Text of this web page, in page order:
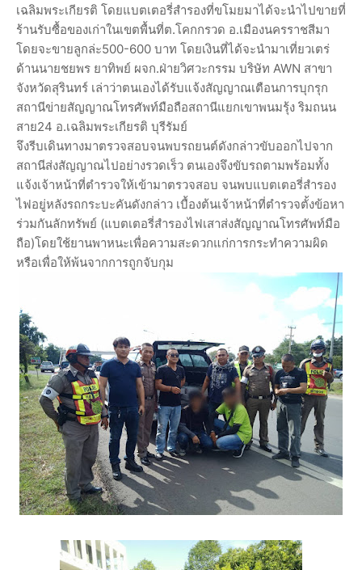
เฉลิมพระเกียรติ โดยแบตเตอรี่สำรองที่ขโมยมาได้จะนำไปขายที่
ร้านรับซื้อของเก่าในเขตพื้นที่ต.โคกกรวด อ.เมืองนครราชสีมา
โดยจะขายลูกล่ะ500-600 บาท โดยเงินที่ได้จะนำมาเที่ยวเตร่
ด้านนายชยพร ยาทิพย์ ผจก.ฝ่ายวิศวะกรรม บริษัท AWN สาขา
จังหวัดสุรินทร์ เล่าว่าตนเองได้รับแจ้งสัญญาณเตือนการบุกรุก
สถานีข่ายสัญญาณโทรศัพท์มือถือสถานีแยกเขาพนมรุ้ง ริมถนน
สาย24 อ.เฉลิมพระเกียรติ บุรีรัมย์
จึงรีบเดินทางมาตรวจสอบจนพบรถยนต์ดังกล่าวขับออกไปจาก
สถานีส่งสัญญาณไปอย่างรวดเร็ว ตนเองจึงขับรถตามพร้อมทั้ง
แจ้งเจ้าหน้าที่ตำรวจให้เข้ามาตรวจสอบ จนพบแบตเตอรี่สำรอง
ไฟอยู่หลังรถกระบะคันดังกล่าว เบื้องต้นเจ้าหน้าที่ตำรวจตั้งข้อหา
ร่วมกันลักทรัพย์ (แบตเตอรี่สำรองไฟเสาส่งสัญญาณโทรศัพท์มือ
ถือ)โดยใช้ยานพาหนะเพื่อความสะดวกแก่การกระทำความผิด
หรือเพื่อให้พ้นจากการถูกจับกุม